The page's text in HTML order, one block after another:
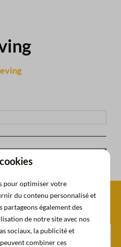
le lien d'accès
pour optimiser votre
du contenu personnalisé et
également des
de notre site avec nos
sociaux, la publicité et
combiner ces